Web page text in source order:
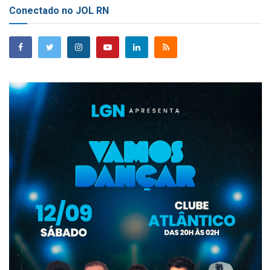
Conectado no JOL RN